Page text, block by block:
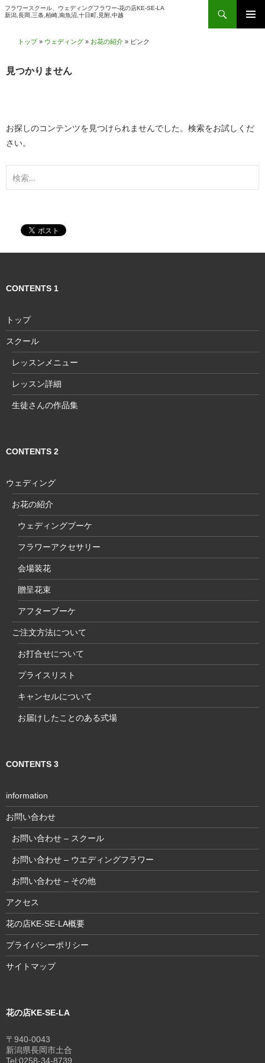
フラワースクール、ウェディングフラワー-花の店KE-SE-LA
新潟,長岡,三条,柏崎,南魚沼,十日町,見附,中越
検
索
キ
ッ
トップ» ウェディング » お花の紹介 » ピンク
見つかりません
お探しのコンテンツを見つけられませんでした。検索をお試しくだ
さい。
CONTENTS 1
トップ
スクール
レッスンメニュー
レッスン詳細
生徒さんの作品集
CONTENTS 2
ウェディング
お花の紹介
ウェディングブーケ
フラワーアクセサリー
会場装花
贈呈花束
アフターブーケ
ご注文方法について
お打合せについて
プライスリスト
キャンセルについて
お届けしたことのある式場
CONTENTS 3
information
お問い合わせ
お問い合わせ – スクール
お問い合わせ – ウエディングフラワー
お問い合わせ – その他
アクセス
花の店KE-SE-LA概要
プライバシーポリシー
サイトマップ
花の店KE-SE-LA
〒940-0043
新潟県長岡市土合
Tel:0258-34-8739